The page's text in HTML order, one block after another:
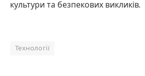
культури та безпекових викликів.
Технології